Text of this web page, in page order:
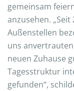
gemeinsam
anzusehen.
Außenstellen
uns
neuen Zuhause
Tagesstruktur
gefunden“,